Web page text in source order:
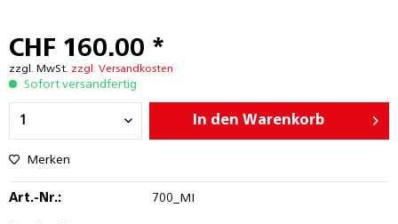
CHF 160.00 *
zzgl. MwSt. zzgl. Versandkosten
Sofort versandfertig
In den Warenkorb
Merken
Art.-Nr.: 700_MI